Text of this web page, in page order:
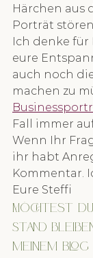
Härchen aus
Porträt
Ich denke
eure
auch noch
machen zu
Fall immer
Wenn Ihr
ihr habt
Kommentar.
Eure Steffi
Möchtest
Stand
meinem